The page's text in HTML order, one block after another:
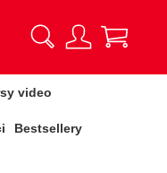
video
Bestsellery